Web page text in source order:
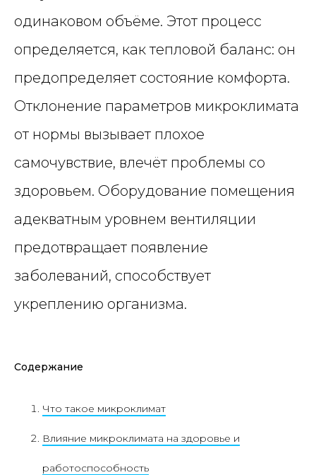
одинаковом объёме. Этот процесс
определяется, как тепловой баланс: он
предопределяет состояние комфорта.
Отклонение параметров микроклимата
от нормы вызывает плохое
самочувствие, влечёт проблемы со
здоровьем. Оборудование помещения
адекватным уровнем вентиляции
предотвращает появление
заболеваний, способствует
укреплению организма.
Содержание
Что такое микроклимат
Влияние микроклимата на здоровье и
работоспособность